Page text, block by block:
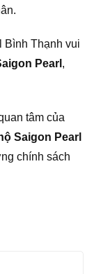
Bình Thạnh vui
Pearl ,
tâm của
Saigon Pearl
chính sách